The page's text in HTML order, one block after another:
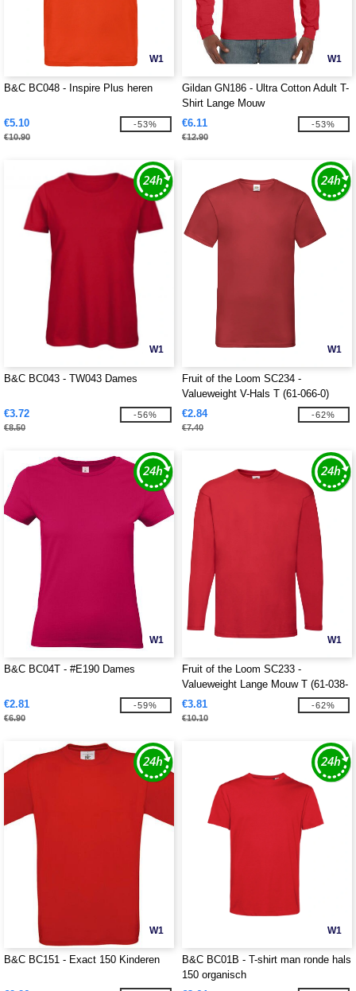
W1
B&C BC048 - Inspire Plus heren
€5.10
€10.90
-53%
W1
Gildan GN186 - Ultra Cotton Adult T-
Shirt Lange Mouw
€6.11
€12.90
-53%
W1
B&C BC043 - TW043 Dames
€3.72
€8.50
-56%
W1
Fruit of the Loom SC234 -
Valueweight V-Hals T (61-066-0)
€2.84
€7.40
-62%
W1
B&C BC04T - #E190 Dames
€2.81
€6.90
-59%
W1
Fruit of the Loom SC233 -
Valueweight Lange Mouw T (61-038-
0)
€3.81
€10.10
-62%
W1
B&C BC151 - Exact 150 Kinderen
W1
B&C BC01B - T-shirt man ronde hals
150 organisch